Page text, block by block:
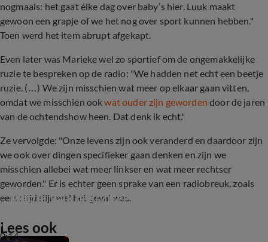
nogmaals: het gaat élke dag over baby’s hier. Luuk maakt
gewoon een grapje of we het nog over sport kunnen hebben."
Toen werd het item abrupt afgekapt.
Even later was Marieke wel zo sportief om de ongemakkelijke
ruzie te bespreken op de radio: "We hadden net echt een beetje
ruzie. (…) We zijn misschien wat meer op elkaar gaan vitten,
omdat we misschien ookwat ouder zijn geworden door de jaren
van de ochtendshow heen. Dat denk ik echt."
Ze vervolgde: "Onze levens zijn ook veranderd en daardoor zijn
we ook over dingen specifieker gaan denken en zijn we
misschien allebei wat meer linkser en wat meer rechtser
geworden." Er is echter geen sprake van een radiobreuk, zoals
eerst tijdelijk wel het geval was.
0:14
Mattie Valk bekritiseert zwangere Marieke
Lees ook